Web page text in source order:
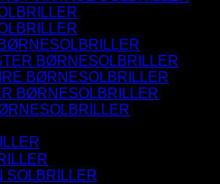
BØRNESOLBRILLER
BØRNESOLBRILLER
BØRNESOLBRILLER
SOLBRILLER